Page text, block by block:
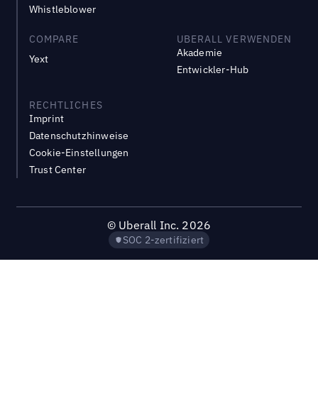
Whistleblower
COMPARE
Yext
UBERALL VERWENDEN
Akademie
Entwickler-Hub
RECHTLICHES
Imprint
Datenschutzhinweise
Cookie-Einstellungen
Trust Center
© Uberall Inc. 2026
SOC 2-zertifiziert